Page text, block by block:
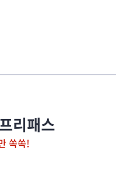
리패스
쏙쏙!